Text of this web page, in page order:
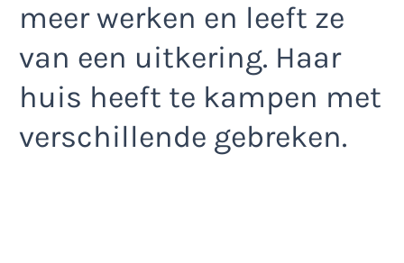
meer werken en leeft ze
van een uitkering. Haar
huis heeft te kampen met
verschillende gebreken.